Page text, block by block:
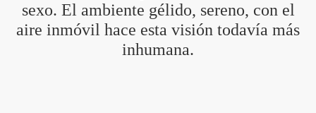
sexo. El ambiente gélido, sereno, con el
aire inmóvil hace esta visión todavía más
inhumana.